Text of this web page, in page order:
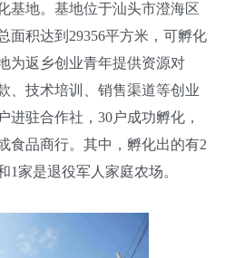
基地。基地位于汕头市澄海区
面积达到29356平方米，可孵化
为返乡创业青年提供资源对
、技术培训、销售渠道等创业
进驻合作社，30户成功孵化，
食品商行。其中，孵化出的有2
1家是退役军人家庭农场。